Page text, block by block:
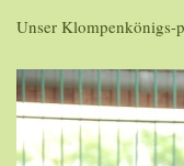
Unser Klompenkönigs-